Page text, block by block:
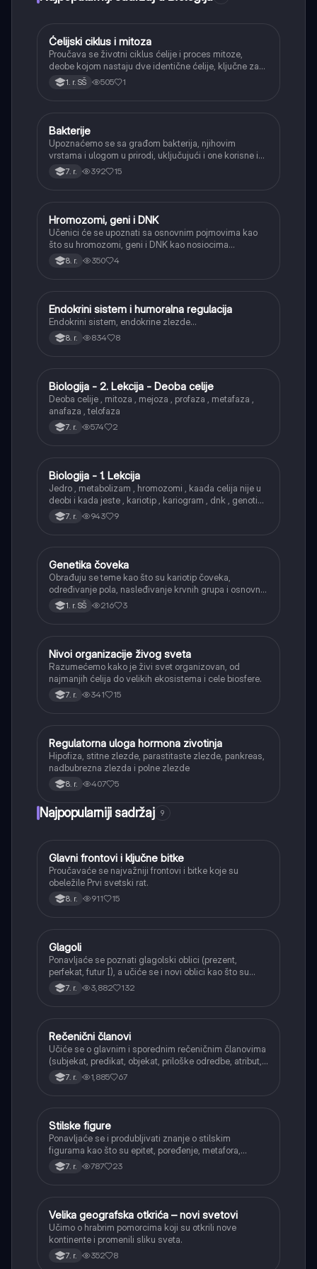
Biologija
Ćelijski ciklus i mitoza
Proučava se životni ciklus ćelije i proces mitoze,
deobe kojom nastaju dve identične ćelije, ključne za
rast i obnavljanje tkiva.
1. r. SŠ 505 1
Biologija
Bakterije
Upoznaćemo se sa građom bakterija, njihovim
vrstama i ulogom u prirodi, uključujući i one korisne i
one koje izazivaju bolesti.
7. r. 392 15
Biologija
Hromozomi, geni i DNK
Učenici će se upoznati sa osnovnim pojmovima kao
što su hromozomi, geni i DNK kao nosiocima
naslednih informacija.
8. r. 350 4
Biologija
Endokrini sistem i humoralna regulacija
Endokrini sistem, endokrine zlezde…
8. r. 834 8
Biologija
Biologija - 2. Lekcija - Deoba celije
Deoba celije , mitoza , mejoza , profaza , metafaza ,
anafaza , telofaza
7. r. 574 2
Biologija
Biologija - 1. Lekcija
Jedro , metabolizam , hromozomi , kaada celija nije u
deobi i kada jeste , kariotip , kariogram , dnk , genotip ,
fenotip
7. r. 943 9
Biologija
Genetika čoveka
Obrađuju se teme kao što su kariotip čoveka,
određivanje pola, nasleđivanje krvnih grupa i osnovni
primeri naslednih bolesti.
1. r. SŠ 216 3
Biologija
Nivoi organizacije živog sveta
Razumećemo kako je živi svet organizovan, od
najmanjih ćelija do velikih ekosistema i cele biosfere.
7. r. 341 15
Biologija
Regulatorna uloga hormona zivotinja
Hipofiza, stitne zlezde, parastitaste zlezde, pankreas,
nadbubrezna zlezda i polne zlezde
8. r. 407 5
Najpopularniji sadržaj 9
Istorija
Glavni frontovi i ključne bitke
Proučavaće se najvažniji frontovi i bitke koje su
obeležile Prvi svetski rat.
8. r. 911 15
Srpski jezik
Glagoli
Ponavljaće se poznati glagolski oblici (prezent,
perfekat, futur I), a učiće se i novi oblici kao što su
aorist, imperfekat, pluskvamperfekat, futur II, kao i
glagolski prilozi i pridevi.
7. r. 3,882 132
Srpski jezik
Rečenični članovi
Učiće se o glavnim i sporednim rečeničnim članovima
(subjekat, predikat, objekat, priloške odredbe, atribut,
apozicija) i njihovoj funkciji.
7. r. 1,885 67
Srpski jezik
Stilske figure
Ponavljaće se i produbljivati znanje o stilskim
figurama kao što su epitet, poređenje, metafora,
personifikacija, hiperbola, onomatopeja, aliteracija i
asonanca, razumevajući njihovu ulogu u tekstu.
7. r. 787 23
Istorija
Velika geografska otkrića – novi svetovi
Učimo o hrabrim pomorcima koji su otkrili nove
kontinente i promenili sliku sveta.
7. r. 352 8